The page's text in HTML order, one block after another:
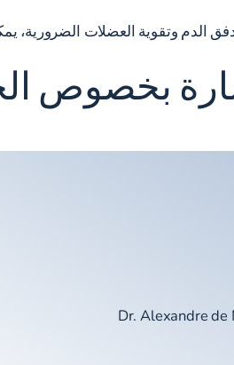
الدم وتقوية العضلات
بخصوص
Dr. Alexandre de